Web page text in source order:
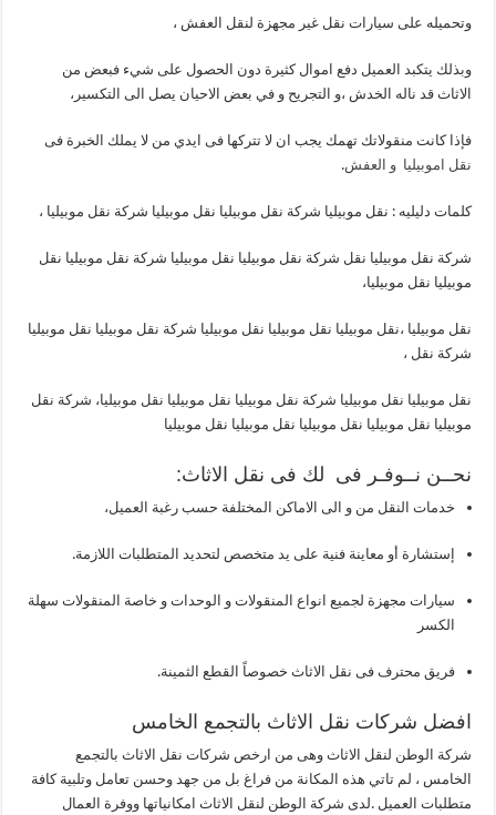
وتحميله على سيارات نقل غير مجهزة لنقل العفش ،
وبذلك يتكبد العميل دفع اموال كثيرة دون الحصول على شيء فبعض من
الاثاث قد ناله الخدش ،و التجريح و في بعض الاحيان يصل الى التكسير،
فإذا كانت منقوﻻتك تهمك يجب ان ﻻ تتركها فى ايدي من ﻻ يملك الخبرة فى
نقل اموبيليا و العفش.
كلمات دليليه : نقل موبيليا شركة نقل موبيليا نقل موبيليا شركة نقل موبيليا ،
شركة نقل موبيليا نقل شركة نقل موبيليا نقل موبيليا شركة نقل موبيليا نقل
موبيليا نقل موبيليا،
نقل موبيليا ،نقل موبيليا نقل موبيليا نقل موبيليا شركة نقل موبيليا نقل موبيليا
شركة نقل ،
نقل موبيليا نقل موبيليا شركة نقل موبيليا نقل موبيليا نقل موبيليا، شركة نقل
موبيليا نقل موبيليا نقل موبيليا نقل موبيليا نقل موبيليا
نحــن نــوفـر فى لك فى نقل الاثاث:
خدمات النقل من و الى الاماكن المختلفة حسب رغبة العميل،
إستشارة أو معاينة فنية على يد متخصص لتحديد المتطلبات اللازمة.
سيارات مجهزة لجميع انواع المنقولات و الوحدات و خاصة المنقولات سهلة
الكسر
فريق محترف فى نقل الاثاث خصوصاً القطع الثمينة.
افضل شركات نقل الاثاث بالتجمع الخامس
شركة الوطن لنقل الاثاث وهى من ارخص شركات نقل الاثاث بالتجمع
الخامس ، لم تاتي هذه المكانة من فراغ بل من جهد وحسن تعامل وتلبية كافة
متطلبات العميل .لدى شركة الوطن لنقل الاثاث امكانياتها ووفرة العمال